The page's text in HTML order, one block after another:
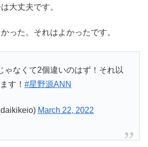
大丈夫です。
った。それはよかったです。
ゃなくて2個違いのはず！それ以
す！ #星野源ANN
March 22, 2022